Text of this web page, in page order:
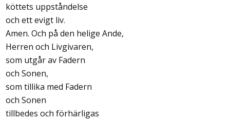
köttets uppståndelse
och ett evigt liv.
Amen. Och på den helige Ande,
Herren och Livgivaren,
som utgår av Fadern
och Sonen,
som tillika med Fadern
och Sonen
tillbedes och förhärligas